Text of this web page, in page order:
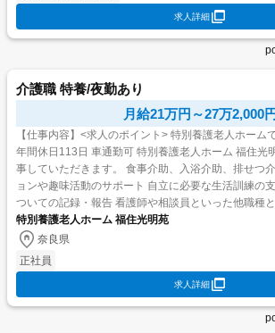
求人詳細
介護職 特養/夜勤あり
月給21万円～27万2,000円
【仕事内容】<求人のポイント> 特別養護老人ホームでの介護業務 夜勤あり
年間休日113日 車通勤可 特別養護老人ホーム 福住光明苑での介護業務に従
事していただきます。 食事介助、入浴介助、排せつ介助など レクリエーシ
ョンや趣味活動のサポート 自立に必要な生活訓練の
ついての記録・報告 看護師や相談員といった他職種
え、清掃などの環境整備 【経...
特別養護老人ホーム 福住光明苑
奈良県
正社員
求人詳細